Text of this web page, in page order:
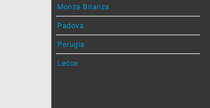
Monza Brianza
Padova
Perugia
Lecce